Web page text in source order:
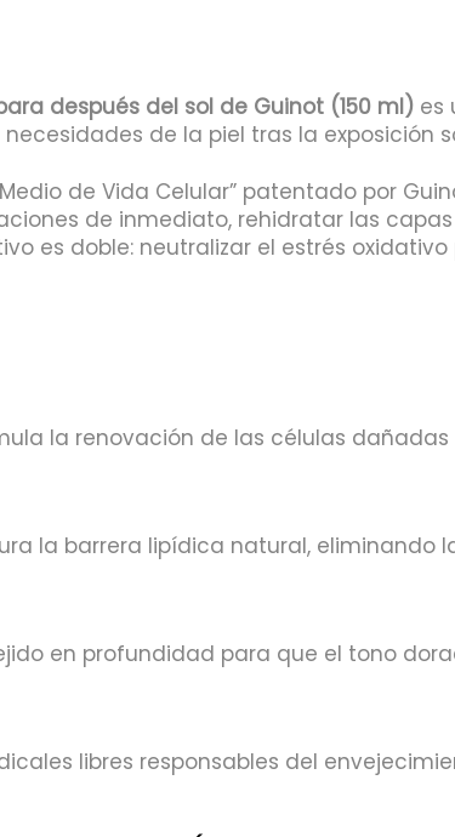
después del sol de Guinot (150 ml) es
de la piel tras la exposición
de Vida Celular” patentado por
de inmediato, rehidratar las
es doble: neutralizar el estrés
la renovación de las células
la barrera lipídica natural, eliminando
en profundidad para que el tono
libres responsables del